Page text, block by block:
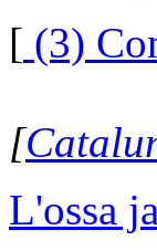
[ (3)
[
L'ossa